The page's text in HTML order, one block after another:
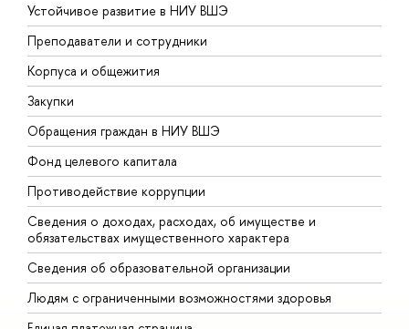
Устойчивое развитие в НИУ ВШЭ
Преподаватели и сотрудники
Корпуса и общежития
Закупки
Обращения граждан в НИУ ВШЭ
Фонд целевого капитала
Противодействие коррупции
Сведения о доходах, расходах, об имуществе и
обязательствах имущественного характера
Сведения об образовательной организации
Людям с ограниченными возможностями здоровья